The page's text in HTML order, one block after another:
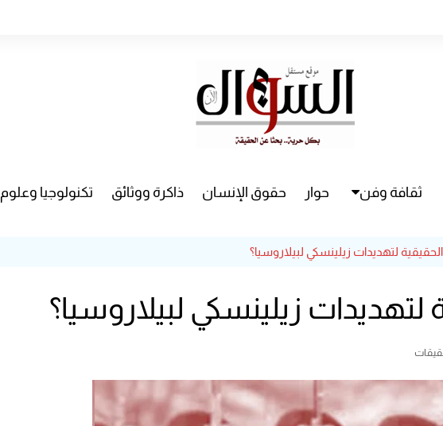
ثقافة وفن
مسرح
حوار حقوق الإنسان ذاكرة ووثائق تكنولوجيا وعلوم
لتهديدات زيلينسكي لبيلاروسيا؟
لتهديدات زيلينسكي لبيلاروسيا؟